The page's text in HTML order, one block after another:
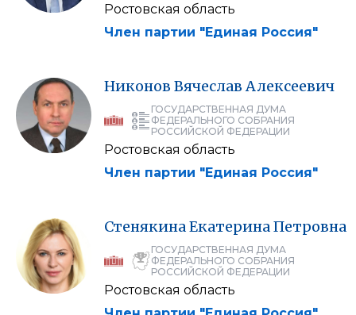
Ростовская область
Член партии "Единая Россия"
Никонов Вячеслав Алексеевич
ГОСУДАРСТВЕННАЯ ДУМА
ФЕДЕРАЛЬНОГО СОБРАНИЯ
РОССИЙСКОЙ ФЕДЕРАЦИИ
Ростовская область
Член партии "Единая Россия"
Стенякина Екатерина Петровна
ГОСУДАРСТВЕННАЯ ДУМА
ФЕДЕРАЛЬНОГО СОБРАНИЯ
РОССИЙСКОЙ ФЕДЕРАЦИИ
Ростовская область